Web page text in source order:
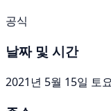
공식
날짜 및 시간
2021년 5월 15일 토